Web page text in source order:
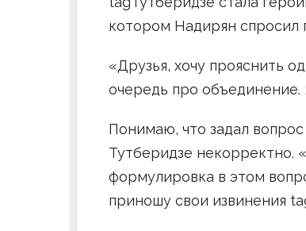
котором Надирян спросил
«Друзья, хочу прояснить
очередь про объединение.
Понимаю, что задал
Тутберидзе некорректно.
формулировка в этом
приношу свои извинения